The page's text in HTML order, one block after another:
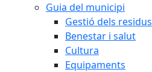
Guia del municipi
Gestió dels residus
Benestar i salut
Cultura
Equipaments